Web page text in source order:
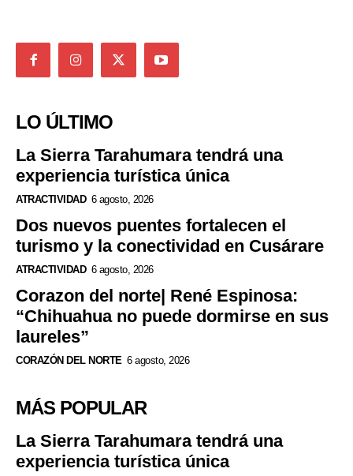
LO ÚLTIMO
La Sierra Tarahumara tendrá una
experiencia turística única
ATRACTIVIDAD 6 agosto, 2026
Dos nuevos puentes fortalecen el
turismo y la conectividad en Cusárare
ATRACTIVIDAD 6 agosto, 2026
Corazon del norte| René Espinosa:
“Chihuahua no puede dormirse en sus
laureles”
CORAZÓN DEL NORTE 6 agosto, 2026
MÁS POPULAR
La Sierra Tarahumara tendrá una
experiencia turística única